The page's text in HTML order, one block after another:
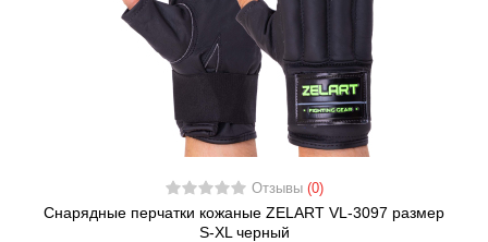
Отзывы (0)
Снарядные перчатки кожаные ZELART VL-3097 размер
S-XL черный